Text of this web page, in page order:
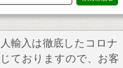
輸入は徹底したコロナ
ておりますので、お客